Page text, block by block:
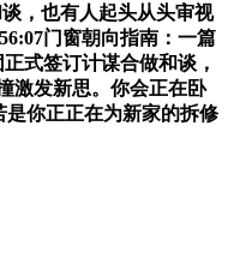
，也有人起头从头审视
门窗朝向指南：一篇
式签订计谋合做和谈，
激发新思。你会正在卧
你正正在为新家的拆修